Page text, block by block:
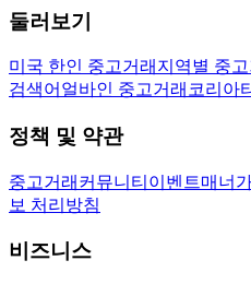
둘러보기
미국 한인 중고거래 지역별 중고
검색어 얼바인 중고거래 코리아
정책 및 약관
중고거래 커뮤니티 이벤트매너
보 처리방침
비즈니스